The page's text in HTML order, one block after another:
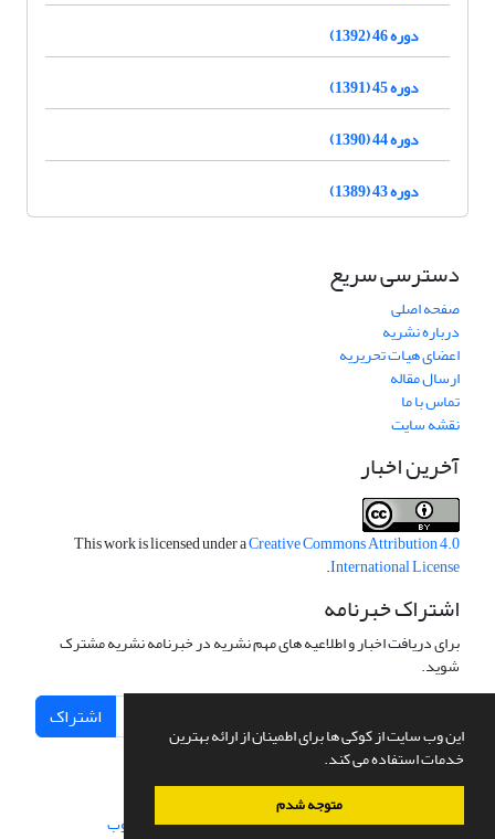
این وب سایت از کوکی ها برای اطمینان از ارائه بهترین
خدمات استفاده می کند.
متوجه شدم
دوره 46 (1392)
دوره 45 (1391)
دوره 44 (1390)
دوره 43 (1389)
دسترسی سریع
صفحه اصلی
درباره نشریه
اعضای هیات تحریریه
ارسال مقاله
تماس با ما
نقشه سایت
آخرین اخبار
This work is licensed under aCreative Commons Attribution 4.0
International License
.
اشتراک خبرنامه
برای دریافت اخبار و اطلاعیه های مهم نشریه در خبرنامه نشریه مشترک
شوید.
اشتراک
سامانه مدیریت نشریات علمی.طراحی و پیاده سازی از سیناوب